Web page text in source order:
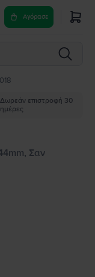
Αγόρασε
Δωρεάν επιστροφή 30
ημέρες
Σαν